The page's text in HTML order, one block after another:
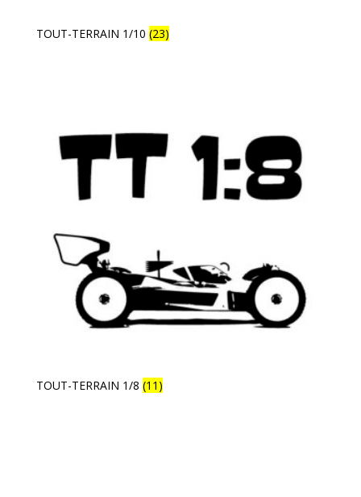
TOUT-TERRAIN 1/10 (23)
TOUT-TERRAIN 1/8 (11)